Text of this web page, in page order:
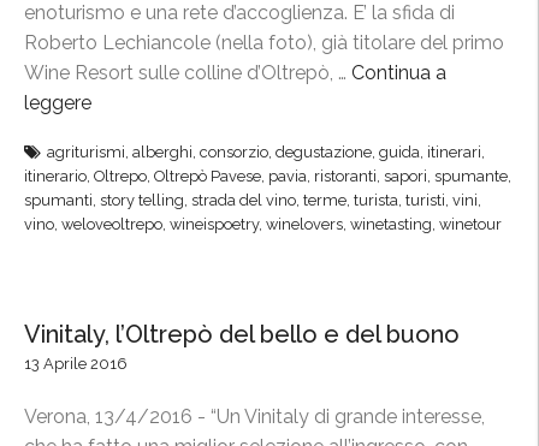
enoturismo e una rete d’accoglienza. E’ la sfida di
Roberto Lechiancole (nella foto), già titolare del primo
Wine Resort sulle colline d’Oltrepò, … Continua a
leggere
G
u
i
d
o
o
agriturismi, alberghi, consorzio, degustazione, guida, itinerari,
itinerario, Oltrepo, Oltrepò Pavese, pavia, ristoranti, sapori, spumante,
spumanti, story telling, strada del vino, terme, turista, turisti, vini,
vino, weloveoltrepo, wineispoetry, winelovers, winetasting, winetour
Vinitaly, l’Oltrepò del bello e del buono
13 Aprile 2016
Verona, 13/4/2016 - “Un Vinitaly di grande interesse,